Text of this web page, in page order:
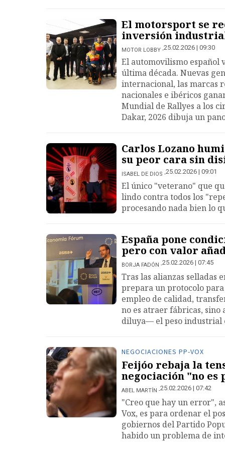
El motorsport se
inversión
MOTOR LOBBY 25.02.2026 | 09:30
El automovilismo español
última década. Nuevas
internacional, las marcas
nacionales e ibéricos
Mundial de Rallyes a los
Dakar, 2026 dibuja un
Carlos Lozano
su peor cara sin
ISABEL DE DIOS 25.02.2026 | 09:01
El único "veterano" que
lindo contra todos los
procesando nada bien lo
España pone
pero con valor
BORJA FADÓN 25.02.2026 | 07:45
Tras las alianzas selladas
prepara un protocolo
empleo de calidad,
no es atraer fábricas,
diluya— el peso industrial
NEGOCIACIONES PP-VOX
Feijóo rebaja la
negociación "no es
ABEL MARTÍN 25.02.2026 | 07:42
"Creo que hay un error",
Vox, es para ordenar el
gobiernos del Partido
habido un problema de